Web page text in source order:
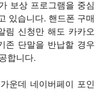
보상 프로그램을 중심
있습니다. 핸드폰 구매
림 신청만 해도 카카오
존 단말을 반납할 경우
합니다.
운데 네이버페이 포인